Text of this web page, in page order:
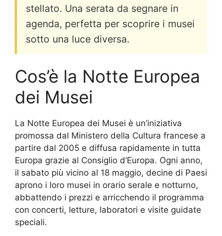
stellato. Una serata da segnare in
agenda, perfetta per scoprire i musei
sotto una luce diversa.
Cos’è la Notte Europea
dei Musei
La Notte Europea dei Musei è un’iniziativa
promossa dal Ministero della Cultura francese a
partire dal 2005 e diffusa rapidamente in tutta
Europa grazie al Consiglio d’Europa. Ogni anno,
il sabato più vicino al 18 maggio, decine di Paesi
aprono i loro musei in orario serale e notturno,
abbattendo i prezzi e arricchendo il programma
con concerti, letture, laboratori e visite guidate
speciali.